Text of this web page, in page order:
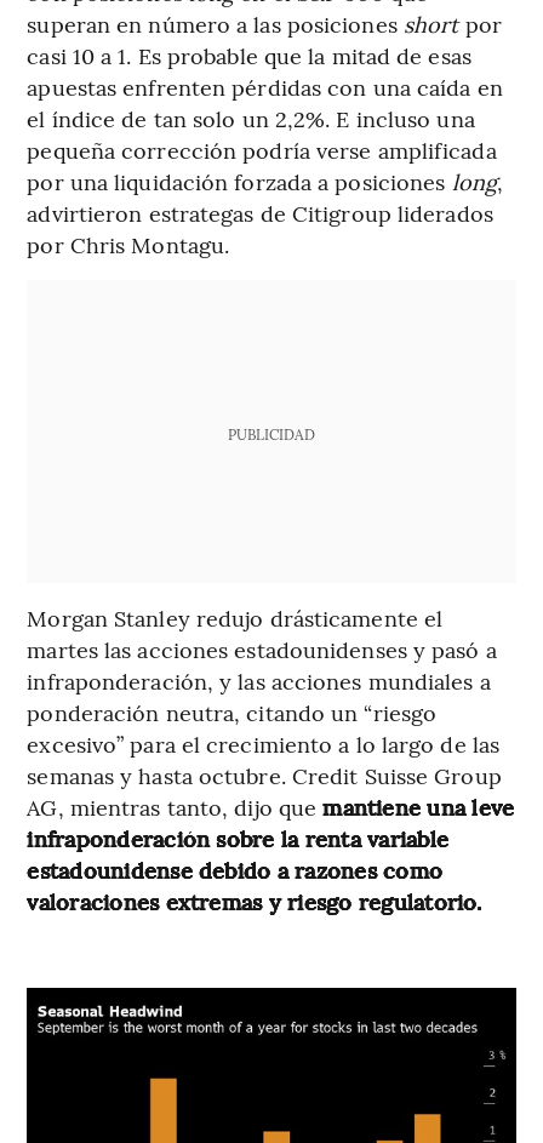
superan en número a las posiciones shortpor
casi 10 a 1. Es probable que la mitad de esas
apuestas enfrenten pérdidas con una caída en
el índice de tan solo un 2,2%. E incluso una
pequeña corrección podría verse amplificada
por una liquidación forzada a posiciones long,
advirtieron estrategas de Citigroup liderados
por Chris Montagu.
PUBLICIDAD
Morgan Stanley redujo drásticamente el
martes las acciones estadounidenses y pasó a
infraponderación, y las acciones mundiales a
ponderación neutra, citando un “riesgo
excesivo” para el crecimiento a lo largo de las
semanas y hasta octubre. Credit Suisse Group
AG, mientras tanto, dijo quemantiene una leve
infraponderación sobre la renta variable
estadounidense debido a razones como
valoraciones extremas y riesgo regulatorio.